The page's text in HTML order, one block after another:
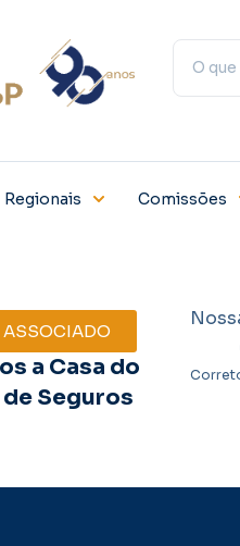
Regionais Comissões
ASSOCIADO
a Casa do
Seguros